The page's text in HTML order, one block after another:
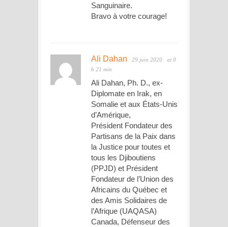
Sanguinaire.
Bravo à votre courage!
Ali Dahan 29 juin 2020
at 0
h 21 min
Ali Dahan, Ph. D., ex-
Diplomate en Irak, en
Somalie et aux États-Unis
d’Amérique,
Président Fondateur des
Partisans de la Paix dans
la Justice pour toutes et
tous les Djiboutiens
(PPJD) et Président
Fondateur de l’Union des
Africains du Québec et
des Amis Solidaires de
l’Afrique (UAQASA)
Canada, Défenseur des